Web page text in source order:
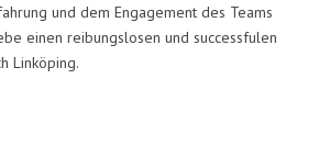
und dem Engagement des Teams
einen reibungslosen und successfulen
Linköping.